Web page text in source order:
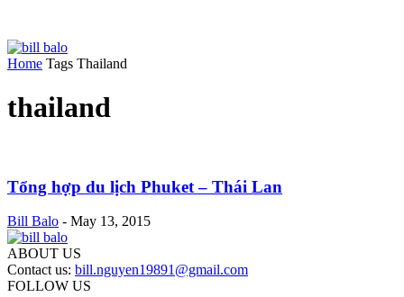
Home Tags Thailand
thailand
Tổng hợp du lịch Phuket – Thái Lan
Bill Balo - May 13, 2015
ABOUT US
Contact us: bill.nguyen19891@gmail.com
FOLLOW US